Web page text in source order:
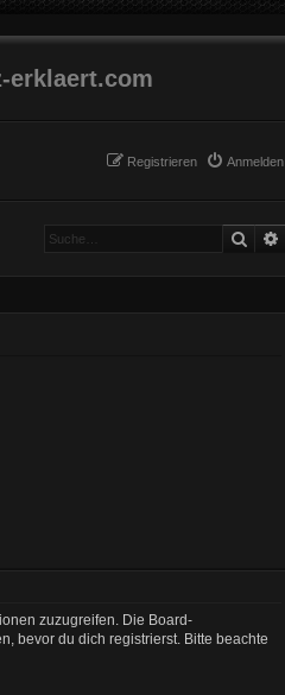
erklaert.com
Anmelden
Registrieren
Suche
zuzugreifen. Die Board-
bevor du dich registrierst. Bitte beachte